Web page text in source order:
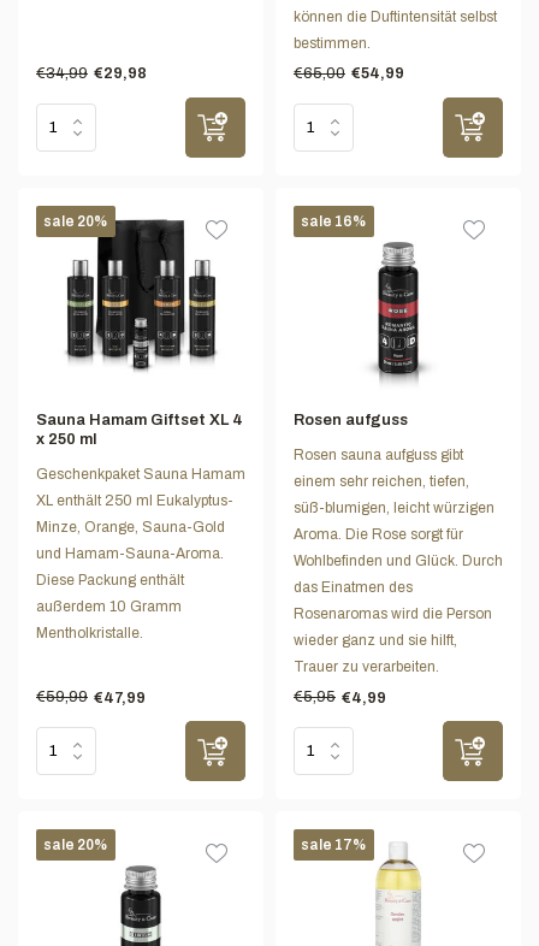
€34,99 €29,98
können die Duftintensität selbst
bestimmen.
€65,00 €54,99
sale 20%
Sauna Hamam Giftset XL 4
x 250 ml
Geschenkpaket Sauna Hamam
XL enthält 250 ml Eukalyptus-
Minze, Orange, Sauna-Gold
und Hamam-Sauna-Aroma.
Diese Packung enthält
außerdem 10 Gramm
Mentholkristalle.
€59,99 €47,99
sale 16%
Rosen aufguss
Rosen sauna aufguss gibt
einem sehr reichen, tiefen,
süß-blumigen, leicht würzigen
Aroma. Die Rose sorgt für
Wohlbefinden und Glück. Durch
das Einatmen des
Rosenaromas wird die Person
wieder ganz und sie hilft,
Trauer zu verarbeiten.
€5,95 €4,99
sale 20% sale 17%